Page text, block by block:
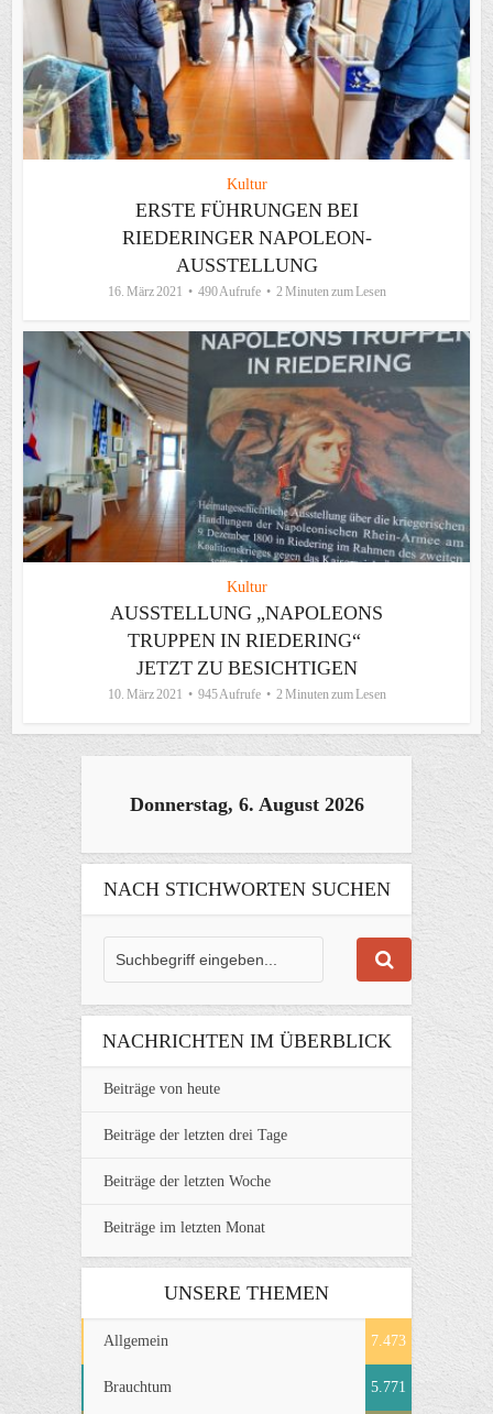
Kultur
ERSTE FÜHRUNGEN BEI
RIEDERINGER NAPOLEON-
AUSSTELLUNG
16. März 2021 490 Aufrufe 2 Minuten zum Lesen
Kultur
AUSSTELLUNG „NAPOLEONS
TRUPPEN IN RIEDERING“
JETZT ZU BESICHTIGEN
10. März 2021 945 Aufrufe 2 Minuten zum Lesen
Donnerstag, 6. August 2026
NACH STICHWORTEN SUCHEN
NACHRICHTEN IM ÜBERBLICK
Beiträge von heute
Beiträge der letzten drei Tage
Beiträge der letzten Woche
Beiträge im letzten Monat
UNSERE THEMEN
Allgemein 7.473
Brauchtum 5.771